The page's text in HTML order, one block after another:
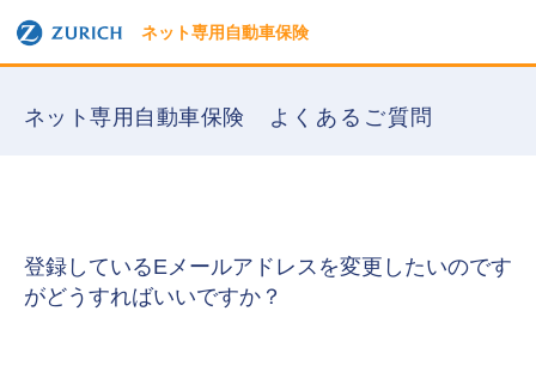
ネット専用自動車保険
ネット専用自動車保険 よくあるご質問
登録しているEメールアドレスを変更したいのです
がどうすればいいですか？